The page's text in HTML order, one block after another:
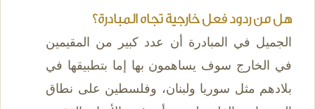
هل من ردود فعل خارجية تجاه المبادرة؟
الجميل في المبادرة أن عدد كبير من المقيمين
في الخارج سوف يساهمون بها إما بتطبيقها في
بلادهم مثل سوريا ولبنان، وفلسطين على نطاق